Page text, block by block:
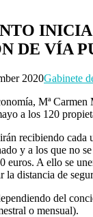
DE VÍA
2020Gabinete
Mª Carmen
a los 120
recibiendo
y a los que no
euros. A ello se
la distancia de
del
o mensual).